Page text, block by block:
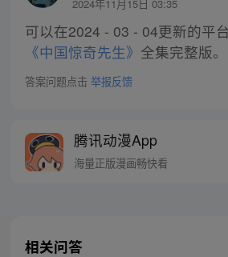
2024年11月15日 03:35
可以在2024 - 03 - 04更新的平
《中国惊奇先生》 全集完整版。
答案问题点击 举报反馈
腾讯动漫App
海量正版漫画畅快看
相关问答